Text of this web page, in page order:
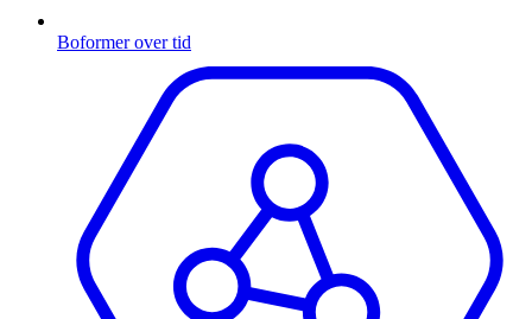
Boformer over tid